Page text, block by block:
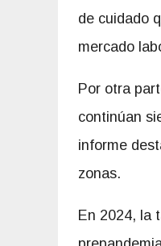
de cuidado
mercado
Por otra
continúan
informe
zonas.
En 2024, la